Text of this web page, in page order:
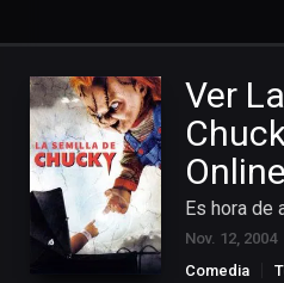
Ver
Es hora de
Nov. 12, 2004
Comedia